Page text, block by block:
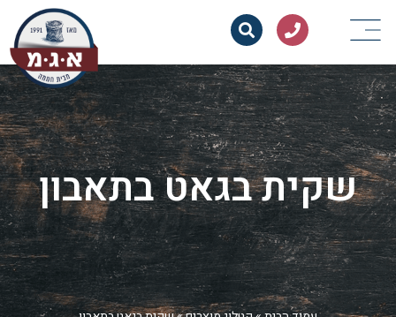
שקית בגאט בתאבון